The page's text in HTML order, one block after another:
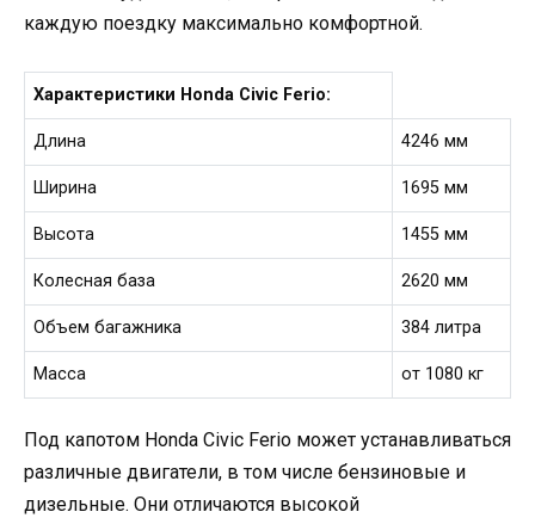
каждую поездку максимально комфортной.
Характеристики Honda Civic Ferio:
Длина 4246 мм
Ширина 1695 мм
Высота 1455 мм
Колесная база 2620 мм
Объем багажника 384 литра
Масса от 1080 кг
Под капотом Honda Civic Ferio может устанавливаться
различные двигатели, в том числе бензиновые и
дизельные. Они отличаются высокой